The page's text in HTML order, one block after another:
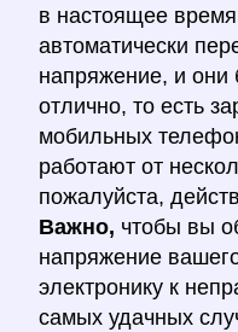
в настоящее время
автоматически
напряжение, и они
отлично, то есть
мобильных
работают от
пожалуйста,
Важно, чтобы вы
напряжение
электронику к
самых удачных